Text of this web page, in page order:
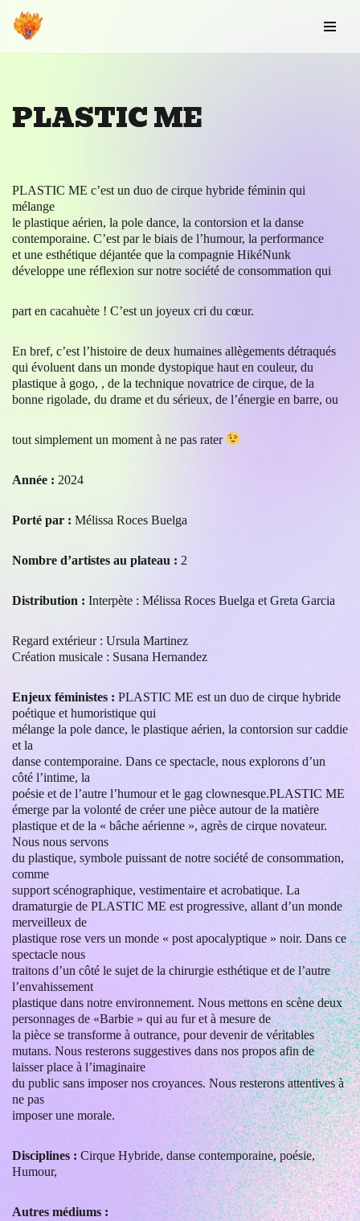
Aller
au
PLASTIC ME
PLASTIC ME c’est un duo de cirque hybride féminin qui
mélange
le plastique aérien, la pole dance, la contorsion et la danse
contemporaine. C’est par le biais de l’humour, la performance
et une esthétique déjantée que la compagnie HikéNunk
développe une réflexion sur notre société de consommation qui
part en cacahuète ! C’est un joyeux cri du cœur.
En bref, c’est l’histoire de deux humaines allègements détraqués
qui évoluent dans un monde dystopique haut en couleur, du
plastique à gogo, , de la technique novatrice de cirque, de la
bonne rigolade, du drame et du sérieux, de l’énergie en barre, ou
tout simplement un moment à ne pas rater
Année : 2024
Porté par : Mélissa Roces Buelga
Nombre d’artistes au plateau : 2
Distribution : Interpète : Mélissa Roces Buelga et Greta Garcia
Regard extérieur : Ursula Martinez
Création musicale : Susana Hernandez
Enjeux féministes : PLASTIC ME est un duo de cirque hybride
poétique et humoristique qui
mélange la pole dance, le plastique aérien, la contorsion sur caddie
et la
danse contemporaine. Dans ce spectacle, nous explorons d’un
côté l’intime, la
poésie et de l’autre l’humour et le gag clownesque.PLASTIC ME
émerge par la volonté de créer une pièce autour de la matière
plastique et de la « bâche aérienne », agrès de cirque novateur.
Nous nous servons
du plastique, symbole puissant de notre société de consommation,
comme
support scénographique, vestimentaire et acrobatique. La
dramaturgie de PLASTIC ME est progressive, allant d’un monde
merveilleux de
plastique rose vers un monde « post apocalyptique » noir. Dans ce
spectacle nous
traitons d’un côté le sujet de la chirurgie esthétique et de l’autre
l’envahissement
plastique dans notre environnement. Nous mettons en scène deux
personnages de «Barbie » qui au fur et à mesure de
la pièce se transforme à outrance, pour devenir de véritables
mutans. Nous resterons suggestives dans nos propos afin de
laisser place à l’imaginaire
du public sans imposer nos croyances. Nous resterons attentives à
ne pas
imposer une morale.
Disciplines : Cirque Hybride, danse contemporaine, poésie,
Humour,
Autres médiums :